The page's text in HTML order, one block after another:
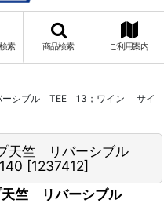
索 商品検索 ご利用案内
シブル TEE 13；ワイン サイ
天竺 リバーシブル
[1237412]
竺 リバーシブル